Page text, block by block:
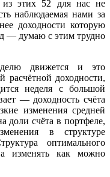
из этих 52 для нас не
наблюдаемая нами за
доходности которую
— думаю с этим трудно
движется и это
расчётной доходности,
неделя с большой
— доходность счёта
изменения средней
доли счёта в портфеле,
в структуре
оптимального
изменять как можно